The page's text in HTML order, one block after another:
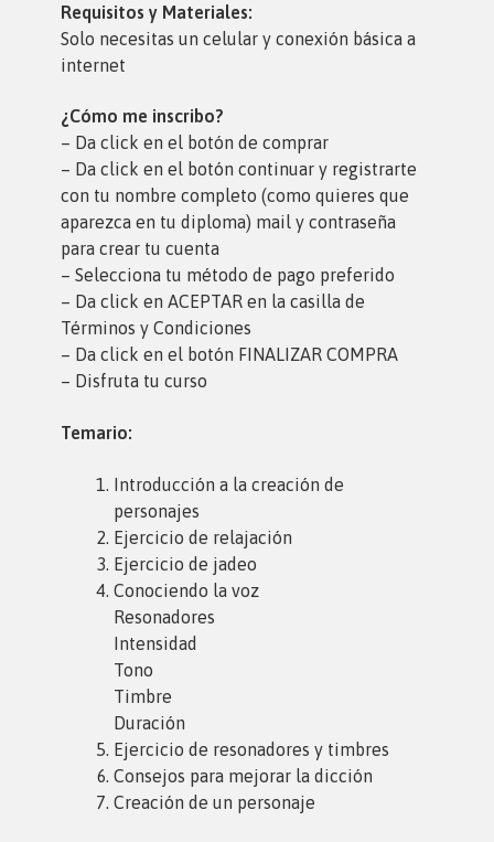
Requisitos y Materiales:
Solo necesitas un celular y conexión básica a
internet
¿Cómo me inscribo?
– Da click en el botón de comprar
– Da click en el botón continuar y registrarte
con tu nombre completo (como quieres que
aparezca en tu diploma) mail y contraseña
para crear tu cuenta
– Selecciona tu método de pago preferido
– Da click en ACEPTAR en la casilla de
Términos y Condiciones
– Da click en el botón FINALIZAR COMPRA
– Disfruta tu curso
Temario:
Introducción a la creación de
personajes
Ejercicio de relajación
Ejercicio de jadeo
Conociendo la voz
Resonadores
Intensidad
Tono
Timbre
Duración
Ejercicio de resonadores y timbres
Consejos para mejorar la dicción
Creación de un personaje